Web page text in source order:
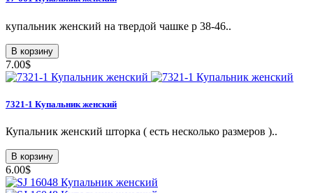
купальник женский на твердой чашке р 38-46..
В корзину
7.00$
7321-1 Купальник женский
Купальник женский шторка ( есть несколько размеров )..
В корзину
6.00$